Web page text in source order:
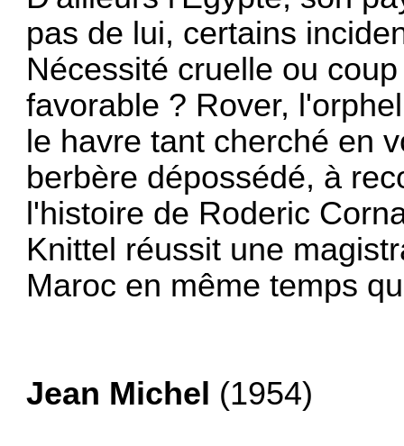
pas de lui, certains
Nécessité cruelle ou
favorable ? Rover,
le havre tant cherché en
berbère dépossédé, à
l'histoire de Roderic
Knittel réussit une
Maroc en même temps
Jean Michel (1954)